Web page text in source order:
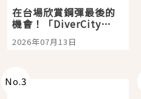
在台場欣賞鋼彈最後的
機會！「DiverCity
Tokyo Plaza」搭船、
購物、美食及夜景，一
2026年07月13日
No.3